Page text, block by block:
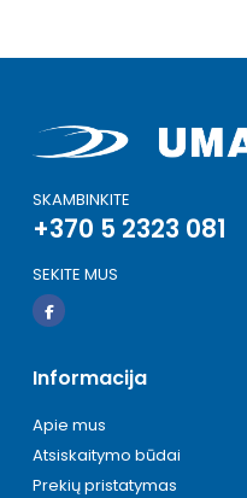
SKAMBINKITE
+370 5 2323 081
SEKITE MUS
Informacija
Apie mus
Atsiskaitymo būdai
Prekių pristatymas